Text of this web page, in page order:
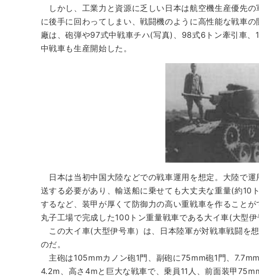
しかし、工業力と資源に乏しい日本は航空機生産優先
に後手に回わってしまい、戦闘機のように高性能な戦車
廠は、砲弾や97式中戦車チハ(写真)、98式6トン牽引車
中戦車も生産開始した。
日本は当初中国大陸などでの戦車運用を想定。大陸で
送する必要があり、輸送船に乗せても大丈夫な重量(約10
するなど、装甲が厚くて防御力の高い重戦車を作ること
丸子工場で完成した100トン重量戦車である大イ車(大型伊
この大イ車(大型伊号車）は、日本陸軍が対戦車戦闘を
のだ。
主砲は105mmカノン砲1門、副砲に75mm砲1門、
4.2m、高さ4mと巨大な戦車で、乗員11人、前面装甲